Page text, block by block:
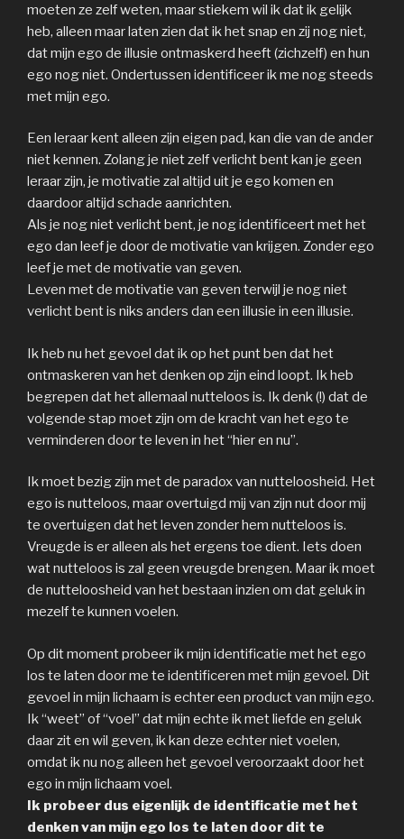
moeten ze zelf weten, maar stiekem wil ik dat ik gelijk
heb, alleen maar laten zien dat ik het snap en zij nog niet,
dat mijn ego de illusie ontmaskerd heeft (zichzelf) en hun
ego nog niet. Ondertussen identificeer ik me nog steeds
met mijn ego.
Een leraar kent alleen zijn eigen pad, kan die van de ander
niet kennen. Zolang je niet zelf verlicht bent kan je geen
leraar zijn, je motivatie zal altijd uit je ego komen en
daardoor altijd schade aanrichten.
Als je nog niet verlicht bent, je nog identificeert met het
ego dan leef je door de motivatie van krijgen. Zonder ego
leef je met de motivatie van geven.
Leven met de motivatie van geven terwijl je nog niet
verlicht bent is niks anders dan een illusie in een illusie.
Ik heb nu het gevoel dat ik op het punt ben dat het
ontmaskeren van het denken op zijn eind loopt. Ik heb
begrepen dat het allemaal nutteloos is. Ik denk (!) dat de
volgende stap moet zijn om de kracht van het ego te
verminderen door te leven in het “hier en nu”.
Ik moet bezig zijn met de paradox van nutteloosheid. Het
ego is nutteloos, maar overtuigd mij van zijn nut door mij
te overtuigen dat het leven zonder hem nutteloos is.
Vreugde is er alleen als het ergens toe dient. Iets doen
wat nutteloos is zal geen vreugde brengen. Maar ik moet
de nutteloosheid van het bestaan inzien om dat geluk in
mezelf te kunnen voelen.
Op dit moment probeer ik mijn identificatie met het ego
los te laten door me te identificeren met mijn gevoel. Dit
gevoel in mijn lichaam is echter een product van mijn ego.
Ik “weet” of “voel” dat mijn echte ik met liefde en geluk
daar zit en wil geven, ik kan deze echter niet voelen,
omdat ik nu nog alleen het gevoel veroorzaakt door het
ego in mijn lichaam voel.
Ik probeer dus eigenlijk de identificatie met het
denken van mijn ego los te laten door dit te